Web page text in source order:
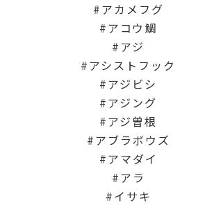
アカメフグ
アコウ鯛
アジ
アシストフック
アジビシ
アジング
アジ曽根
アブラボウズ
アマダイ
アラ
イサキ